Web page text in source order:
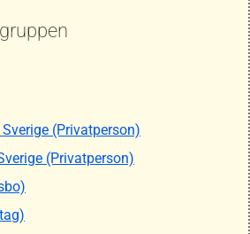
(Privatperson)
(Privatperson)